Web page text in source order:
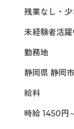
残業なし・少
未経験者活躍
勤務地
静岡県 静岡
給料
時給 1450円